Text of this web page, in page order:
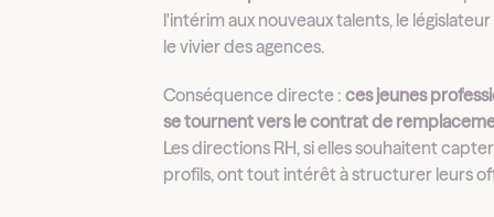
l'intérim aux nouveaux talents, le législateur
le vivier des agences.
Conséquence directe :ces jeunes
se tournent vers le contrat de
Les directions RH, si elles souhaitent
profils, ont tout intérêt à structurer leurs